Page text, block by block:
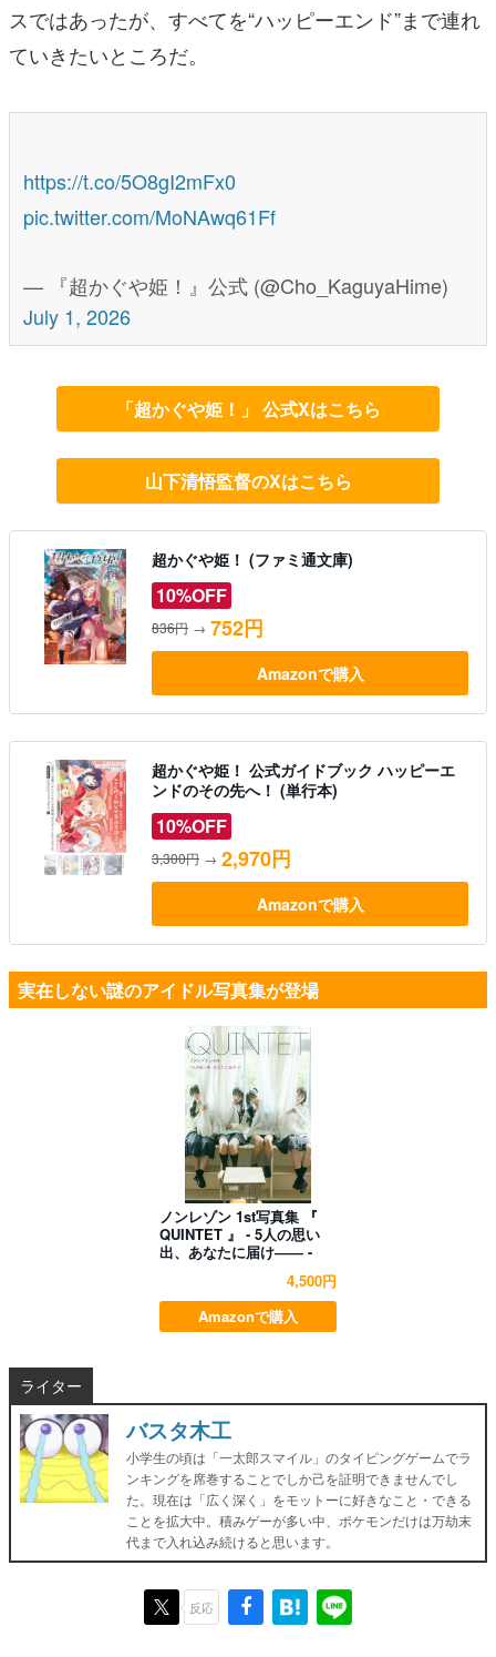
スではあったが、すべてを“ハッピーエンド”まで連れ
ていきたいところだ。
https://t.co/5O8gI2mFx0
pic.twitter.com/MoNAwq61Ff
— 『超かぐや姫！』公式 (@Cho_KaguyaHime)
July 1, 2026
「超かぐや姫！」 公式Xはこちら
山下清悟監督のXはこちら
超かぐや姫！ (ファミ通文庫)
10%OFF
836円 → 752円
Amazonで購入
超かぐや姫！ 公式ガイドブック ハッピーエ
ンドのその先へ！ (単行本)
10%OFF
3,300円 → 2,970円
Amazonで購入
実在しない謎のアイドル写真集が登場
ノンレゾン 1st写真集 『
QUINTET 』 - 5人の思い
出、あなたに届け―― -
4,500円
Amazonで購入
ライター
バスタ木工
小学生の頃は「一太郎スマイル」のタイピングゲームでラ
ンキングを席巻することでしか己を証明できませんでし
た。現在は「広く深く」をモットーに好きなこと・できる
ことを拡大中。積みゲーが多い中、ポケモンだけは万劫末
代まで入れ込み続けると思います。
反応